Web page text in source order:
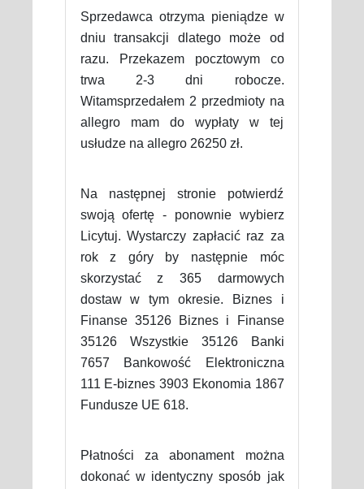
Sprzedawca otrzyma pieniądze w
dniu transakcji dlatego może od
razu. Przekazem pocztowym co
trwa 2-3 dni robocze.
Witamsprzedałem 2 przedmioty na
allegro mam do wypłaty w tej
usłudze na allegro 26250 zł.
Na następnej stronie potwierdź
swoją ofertę - ponownie wybierz
Licytuj. Wystarczy zapłacić raz za
rok z góry by następnie móc
skorzystać z 365 darmowych
dostaw w tym okresie. Biznes i
Finanse 35126 Biznes i Finanse
35126 Wszystkie 35126 Banki
7657 Bankowość Elektroniczna
111 E-biznes 3903 Ekonomia 1867
Fundusze UE 618.
Płatności za abonament można
dokonać w identyczny sposób jak